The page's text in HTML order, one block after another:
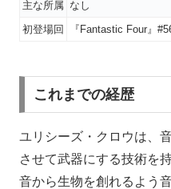
主な所属 なし
初登場回
『Fantastic Four』
これまでの経歴
ユリシーズ・クロウは、
させて武器にする技術を
音から生物を創れるよう